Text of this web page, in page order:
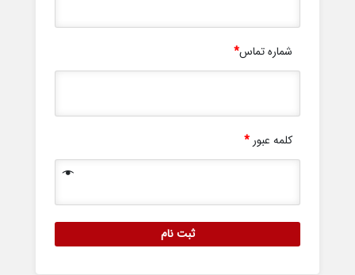
شماره تماس*
کلمه عبور *
ثبت نام